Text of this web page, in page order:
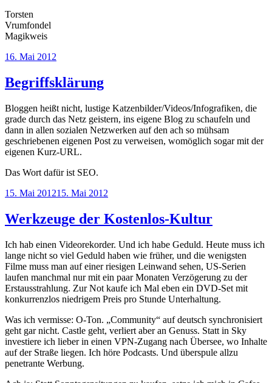
Torsten
Vrumfondel
Magikweis
Veröffentlicht
16. Mai 2012
Begriffsklärung
Bloggen heißt nicht, lustige Katzenbilder/Videos/Infografiken, die
grade durch das Netz geistern, ins eigene Blog zu schaufeln und
dann in allen sozialen Netzwerken auf den ach so mühsam
geschriebenen eigenen Post zu verweisen, womöglich sogar mit der
eigenen Kurz-URL.
Das Wort dafür ist SEO.
Veröffentlicht
15. Mai 201215. Mai 2012
Werkzeuge der Kostenlos-Kultur
Ich hab einen Videorekorder. Und ich habe Geduld. Heute muss ich
lange nicht so viel Geduld haben wie früher, und die wenigsten
Filme muss man auf einer riesigen Leinwand sehen, US-Serien
laufen manchmal nur mit ein paar Monaten Verzögerung zu der
Erstausstrahlung. Zur Not kaufe ich Mal eben ein DVD-Set mit
konkurrenzlos niedrigem Preis pro Stunde Unterhaltung.
Was ich vermisse: O-Ton. „Community“ auf deutsch synchronisiert
geht gar nicht. Castle geht, verliert aber an Genuss. Statt in Sky
investiere ich lieber in einen VPN-Zugang nach Übersee, wo Inhalte
auf der Straße liegen. Ich höre Podcasts. Und überspule allzu
penetrante Werbung.